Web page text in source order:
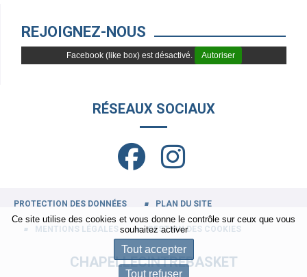
REJOIGNEZ-NOUS
Facebook (like box) est désactivé. Autoriser
RÉSEAUX SOCIAUX
PROTECTION DES DONNÉES PLAN DU SITE
MENTIONS LÉGALES GESTION DES COOKIES
CHAPELLECINTREBASKET
Ce site utilise des cookies et vous donne le contrôle sur ceux que vous
souhaitez activer
Tout accepter
Tout refuser